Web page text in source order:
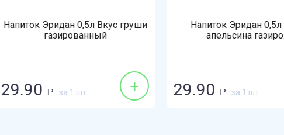
Напиток Эридан 0,5л Вкус груши
газированный
29.90 Р за 1 шт +
Напиток Эридан 0,5л
апельсина газиро...
29.90 Р за 1 шт